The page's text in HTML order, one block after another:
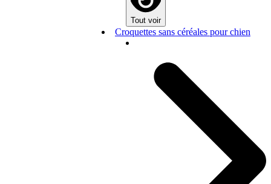
Tout voir
Croquettes sans céréales pour chien